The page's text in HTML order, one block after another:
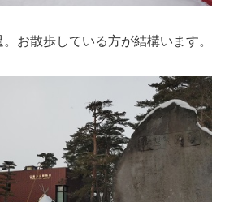
お散歩している方が結構います。